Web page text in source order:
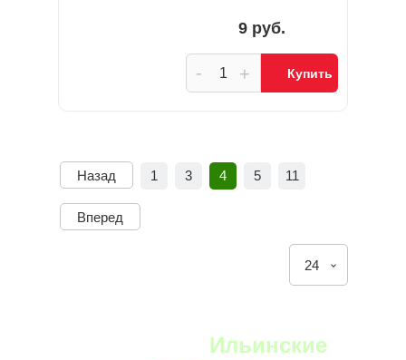
9 руб.
+
- Купить
Назад 1 3 4 5 11
Вперед
24
Ильинские